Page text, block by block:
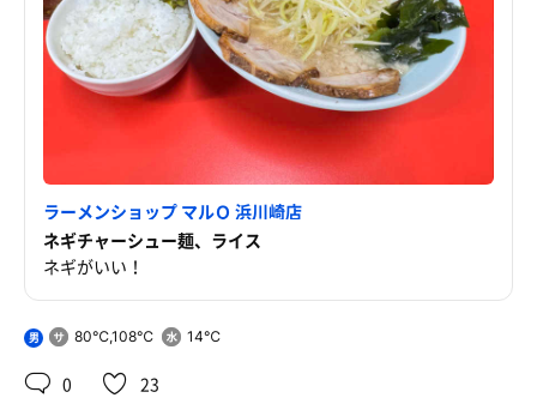
ラーメンショップ マルＱ 浜川崎店
ネギチャーシュー麺、ライス
ネギがいい！
男 80℃,108℃ 14℃
0 23